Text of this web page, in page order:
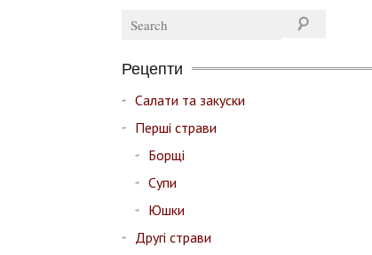
Рецепти
Салати та закуски
Перші страви
Борщі
Супи
Юшки
Другі страви